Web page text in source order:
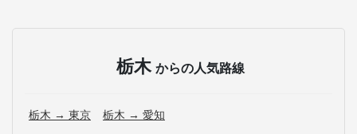
栃木 からの人気路線
栃木 → 東京 栃木 → 愛知